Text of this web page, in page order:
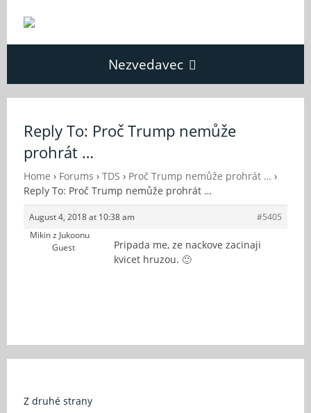
Nezvedavec
O Nezvědavci
Kontakt
Reply To: Proč Trump nemůže
prohrát …
Home › Forums › TDS › Proč Trump nemůže prohrát … ›
Reply To: Proč Trump nemůže prohrát …
August 4, 2018 at 10:38 am
#5405
Mikin z Jukoonu
Guest
Pripada me, ze nackove zacinaji
kvicet hruzou. 🙂
Z druhé strany